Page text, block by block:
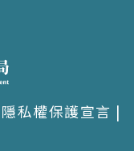
隱私權保護宣言 |